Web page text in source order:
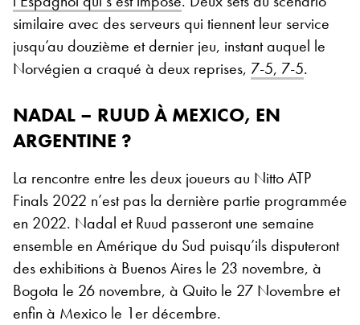
similaire avec des serveurs qui tiennent leur service
jusqu’au douzième et dernier jeu, instant auquel le
Norvégien a craqué à deux reprises, 7-5, 7-5.
NADAL – RUUD À MEXICO, EN
ARGENTINE ?
La rencontre entre les deux joueurs au Nitto ATP
Finals 2022 n’est pas la dernière partie programmée
en 2022. Nadal et Ruud passeront une semaine
ensemble en Amérique du Sud puisqu’ils disputeront
des exhibitions à Buenos Aires le 23 novembre, à
Bogota le 26 novembre, à Quito le 27 Novembre et
enfin à Mexico le 1er décembre.